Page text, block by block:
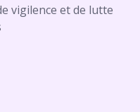
vigilence et de lutte